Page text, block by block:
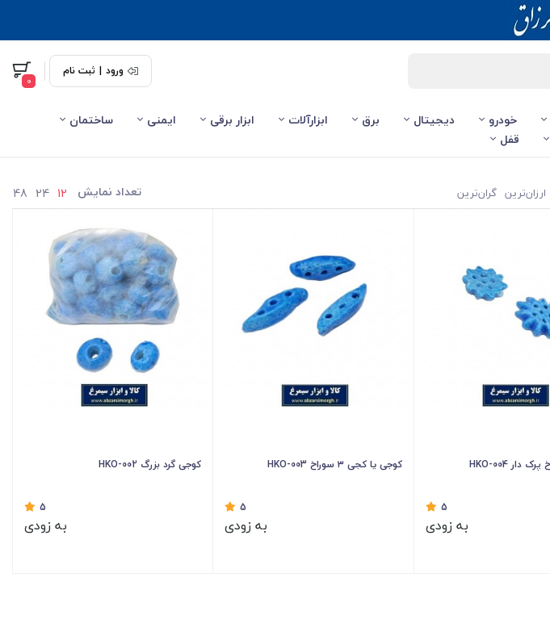
ورود | ثبت نام
0
خودرو دیجیتال برق ابزارآلات ابزار برقی ایمنی
ساختمان
قفل
ارزان‌ترین گران‌ترین تعداد نمایش 12
24
48
5
به زودی
کوجی یا کجی ۳ سوراخ HKO-003
5
به زودی
کوجی گرد بزرگ HKO-002
5
به زودی